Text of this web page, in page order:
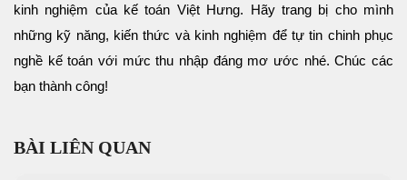
kinh nghiệm của kế toán Việt Hưng. Hãy trang bị cho mình
những kỹ năng, kiến thức và kinh nghiệm để tự tin chinh phục
nghề kế toán với mức thu nhập đáng mơ ước nhé. Chúc các
bạn thành công!
BÀI LIÊN QUAN